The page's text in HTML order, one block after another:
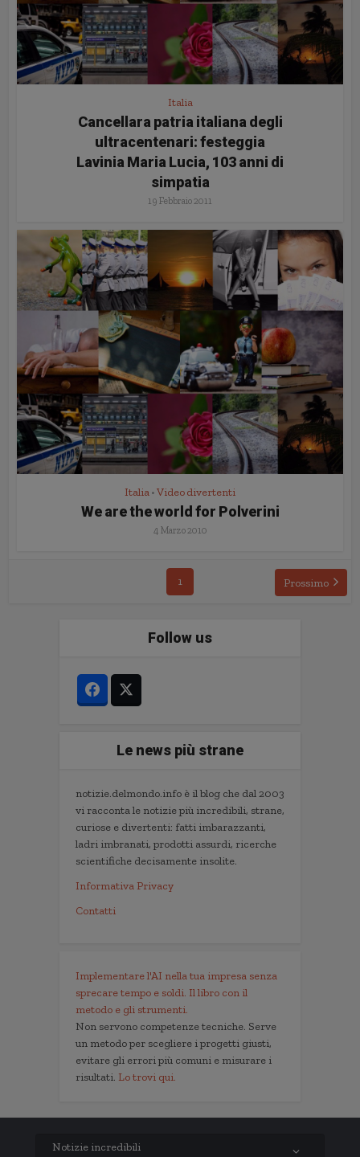
Italia
Cancellara patria italiana degli
ultracentenari: festeggia
Lavinia Maria Lucia, 103 anni di
simpatia
19 Febbraio 2011
Italia • Video divertenti
We are the world for Polverini
4 Marzo 2010
1 Prossimo
Follow us
Le news più strane
notizie.delmondo.info è il blog che dal 2003
vi racconta le notizie più incredibili, strane,
curiose e divertenti: fatti imbarazzanti,
ladri imbranati, prodotti assurdi, ricerche
scientifiche decisamente insolite.
Informativa Privacy
Contatti
Implementare l'AI nella tua impresa senza
sprecare tempo e soldi. Il libro con il
metodo e gli strumenti.
Non servono competenze tecniche. Serve
un metodo per scegliere i progetti giusti,
evitare gli errori più comuni e misurare i
risultati. Lo trovi qui.
Notizie incredibili